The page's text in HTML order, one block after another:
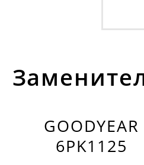
GOODYEAR
6PK1125